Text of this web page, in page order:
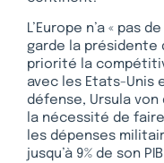
L’Europe n’a « pas
garde la présidente
priorité la
avec les Etats-Unis
défense, Ursula
la nécessité de
les dépenses
jusqu’à 9% de son